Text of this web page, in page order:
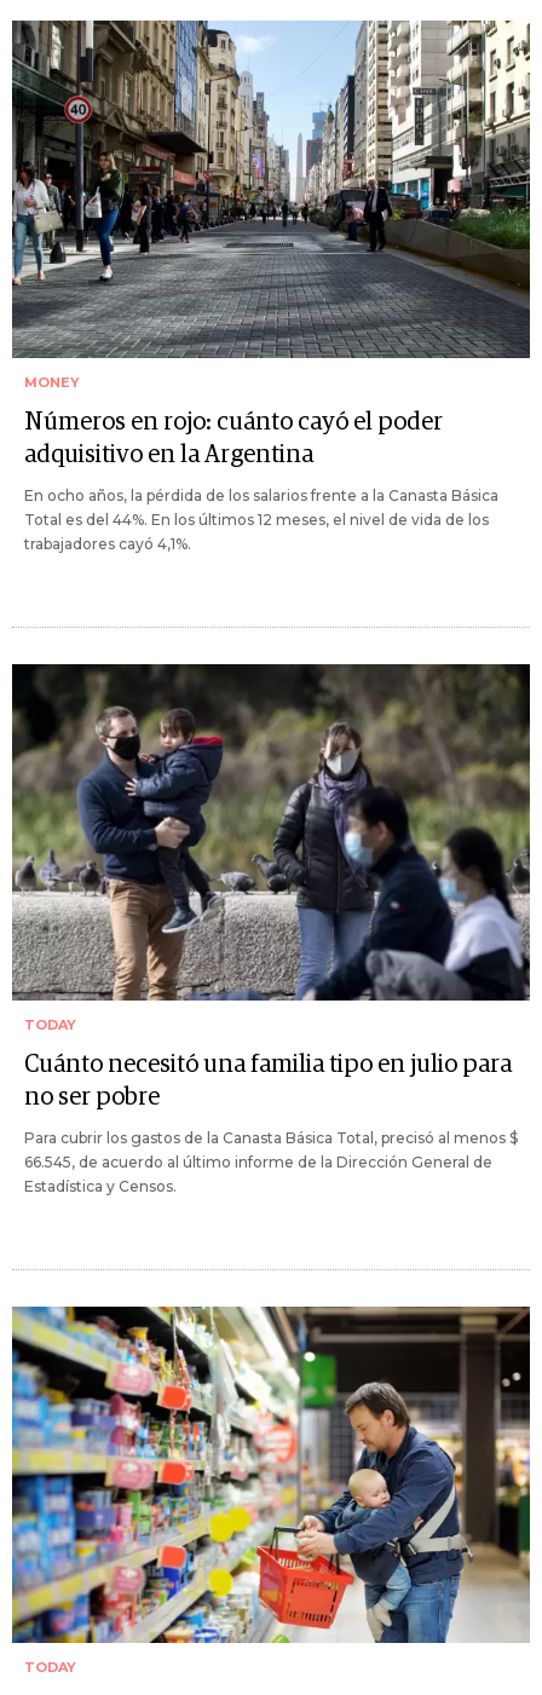
MONEY
Números en rojo: cuánto cayó el poder
adquisitivo en la Argentina
En ocho años, la pérdida de los salarios frente a la Canasta Básica
Total es del 44%. En los últimos 12 meses, el nivel de vida de los
trabajadores cayó 4,1%.
TODAY
Cuánto necesitó una familia tipo en julio para
no ser pobre
Para cubrir los gastos de la Canasta Básica Total, precisó al menos $
66.545, de acuerdo al último informe de la Dirección General de
Estadística y Censos.
TODAY